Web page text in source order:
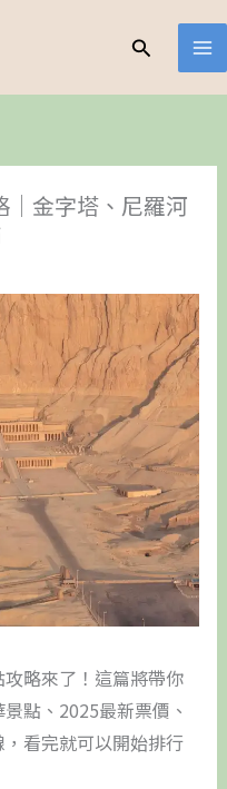
搜
｜金字塔、尼羅河
略來了！這篇將帶你
點、2025最新票價、
看完就可以開始排行